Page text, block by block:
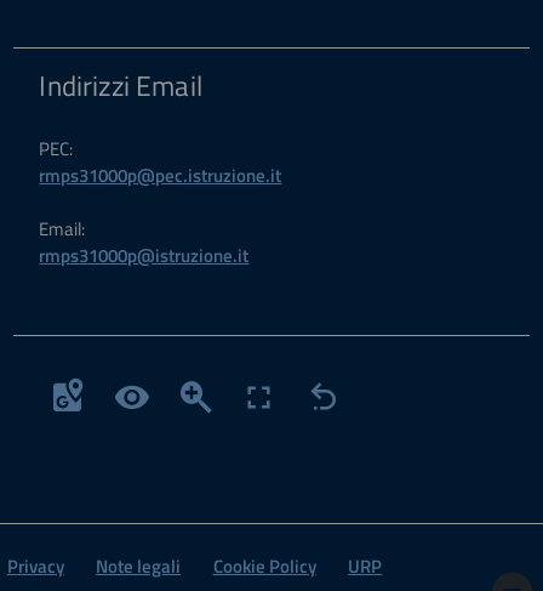
Indirizzi Email
PEC:
rmps31000p@pec.istruzione.it
Email:
rmps31000p@istruzione.it
Privacy Note legali Cookie Policy
URP